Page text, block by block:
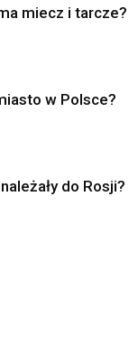
miecz i tarcze?
w Polsce?
do Rosji?